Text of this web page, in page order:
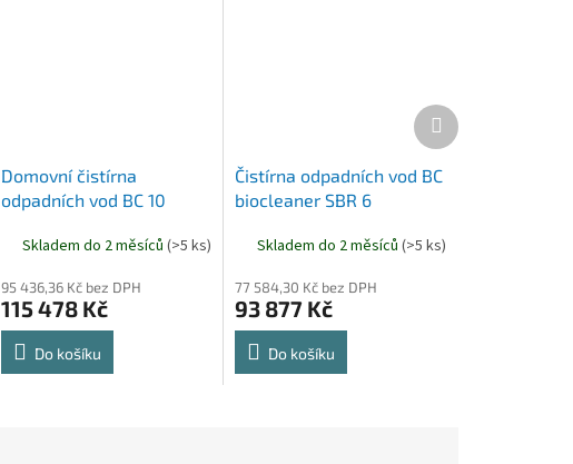
Domovní čistírna
odpadních vod BC 10
Skladem do 2 měsíců(>5 ks)
95 436,36 Kč bez DPH
115 478 Kč
Do košíku
Čistírna odpadních vod BC
biocleaner SBR 6
Skladem do 2 měsíců (>5 ks)
77 584,30 Kč bez DPH
93 877 Kč
Do košíku
Další
produkt